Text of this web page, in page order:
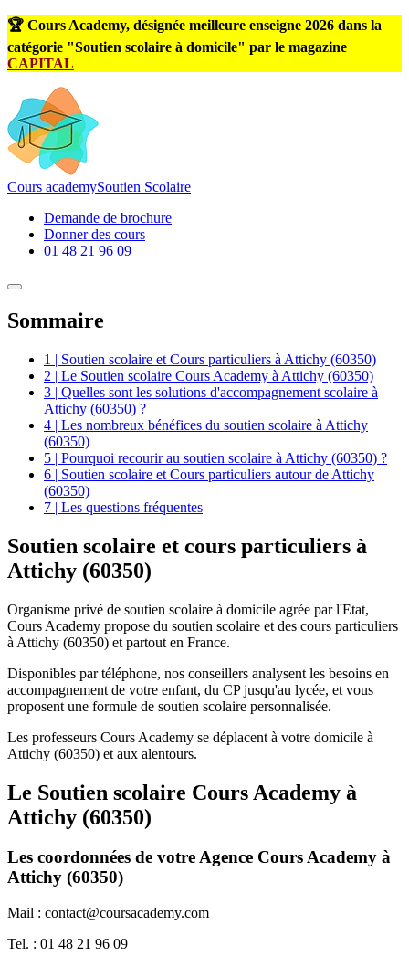
🏆 Cours Academy, désignée meilleure enseigne 2026 dans la
catégorie "Soutien scolaire à domicile" par le magazine
CAPITAL
Cours academySoutien Scolaire
Demande de brochure
Donner des cours
01 48 21 96 09
Sommaire
1 | Soutien scolaire et Cours particuliers à Attichy (60350)
2 | Le Soutien scolaire Cours Academy à Attichy (60350)
3 | Quelles sont les solutions d'accompagnement scolaire à
Attichy (60350) ?
4 | Les nombreux bénéfices du soutien scolaire à Attichy
(60350)
5 | Pourquoi recourir au soutien scolaire à Attichy (60350) ?
6 | Soutien scolaire et Cours particuliers autour de Attichy
(60350)
7 | Les questions fréquentes
Soutien scolaire et cours particuliers à
Attichy (60350)
Organisme privé de soutien scolaire à domicile agrée par l'Etat,
Cours Academy propose du soutien scolaire et des cours particuliers
à Attichy (60350) et partout en France.
Disponibles par téléphone, nos conseillers analysent les besoins en
accompagnement de votre enfant, du CP jusqu'au lycée, et vous
proposent une formule de soutien scolaire personnalisée.
Les professeurs Cours Academy se déplacent à votre domicile à
Attichy (60350) et aux alentours.
Le Soutien scolaire Cours Academy à
Attichy (60350)
Les coordonnées de votre Agence Cours Academy à
Attichy (60350)
Mail : contact@coursacademy.com
Tel. : 01 48 21 96 09